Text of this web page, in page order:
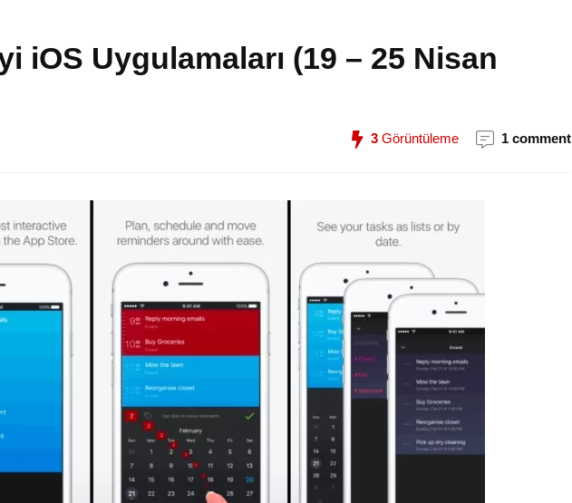
iOS Uygulamaları (19 – 25 Nisan
3 Görüntüleme 1 comment